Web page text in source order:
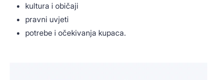
kultura i običaji
pravni uvjeti
potrebe i očekivanja kupaca.